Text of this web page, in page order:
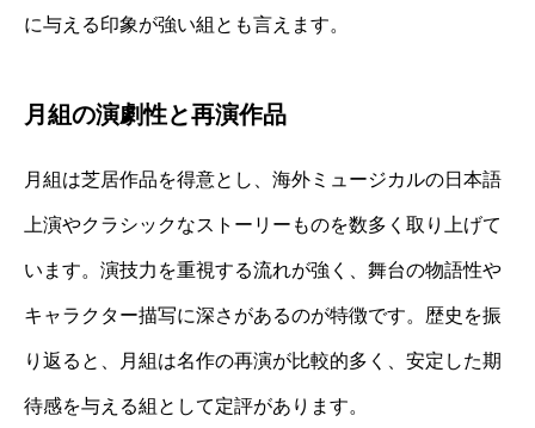
に与える印象が強い組とも言えます。
月組の演劇性と再演作品
月組は芝居作品を得意とし、海外ミュージカルの日本語
上演やクラシックなストーリーものを数多く取り上げて
います。演技力を重視する流れが強く、舞台の物語性や
キャラクター描写に深さがあるのが特徴です。歴史を振
り返ると、月組は名作の再演が比較的多く、安定した期
待感を与える組として定評があります。